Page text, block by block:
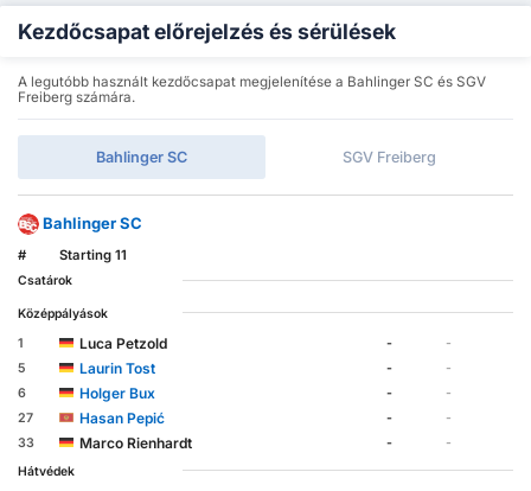
Kezdőcsapat előrejelzés és sérülések
A legutóbb használt kezdőcsapat megjelenítése a Bahlinger SC és SGV
Freiberg számára.
Bahlinger SC SGV Freiberg
Bahlinger SC
# Starting 11
Csatárok
Középpályások
1
Luca Petzold -
-
5
Laurin Tost -
-
6
Holger Bux -
-
27
Hasan Pepić -
-
33
Marco Rienhardt -
-
Hátvédek